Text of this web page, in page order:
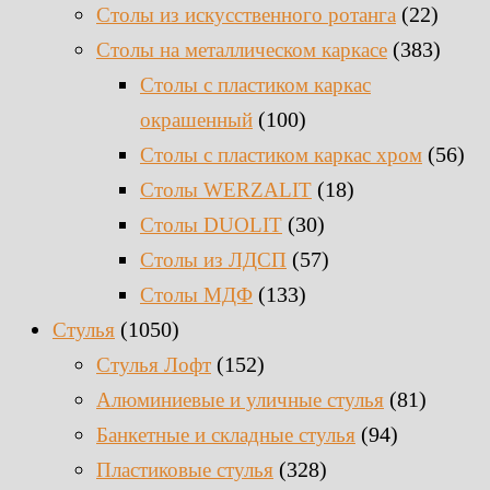
Столы из искусственного ротанга (22)
Столы на металлическом каркасе (383)
Столы с пластиком каркас
окрашенный (100)
Столы с пластиком каркас хром (56)
Столы WERZALIT (18)
Столы DUOLIT (30)
Столы из ЛДСП (57)
Столы МДФ (133)
Стулья (1050)
Стулья Лофт (152)
Алюминиевые и уличные стулья (81)
Банкетные и складные стулья (94)
Пластиковые стулья (328)